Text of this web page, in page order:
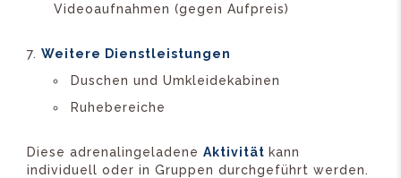
Videoaufnahmen (gegen Aufpreis)
Weitere Dienstleistungen
Duschen und Umkleidekabinen
Ruhebereiche
Diese adrenalingeladene Aktivität kann
individuell oder in Gruppen durchgeführt werden.